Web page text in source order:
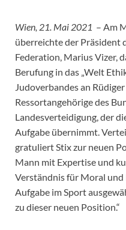
Wien, 21. Mai 2021 – Am
überreichte der Präsident
Federation, Marius Vizer,
Berufung in das „Welt
Judoverbandes an
Ressortangehörige des
Landesverteidigung, der
Aufgabe übernimmt.
gratuliert Stix zur neuen
Mann mit Expertise und
Verständnis für Moral
Aufgabe im Sport
zu dieser neuen Position.“